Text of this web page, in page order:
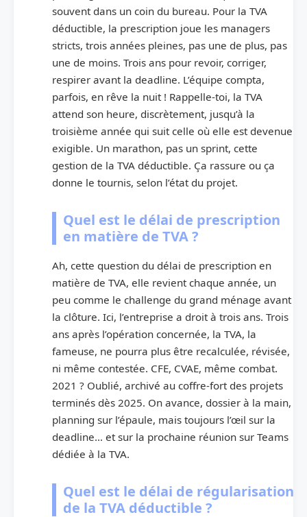
souvent dans un coin du bureau. Pour la TVA
déductible, la prescription joue les managers
stricts, trois années pleines, pas une de plus, pas
une de moins. Trois ans pour revoir, corriger,
respirer avant la deadline. L’équipe compta,
parfois, en rêve la nuit ! Rappelle-toi, la TVA
attend son heure, discrètement, jusqu’à la
troisième année qui suit celle où elle est devenue
exigible. Un marathon, pas un sprint, cette
gestion de la TVA déductible. Ça rassure ou ça
donne le tournis, selon l’état du projet.
Quel est le délai de prescription
en matière de TVA ?
Ah, cette question du délai de prescription en
matière de TVA, elle revient chaque année, un
peu comme le challenge du grand ménage avant
la clôture. Ici, l’entreprise a droit à trois ans. Trois
ans après l’opération concernée, la TVA, la
fameuse, ne pourra plus être recalculée, révisée,
ni même contestée. CFE, CVAE, même combat.
2021 ? Oublié, archivé au coffre-fort des projets
terminés dès 2025. On avance, dossier à la main,
planning sur l’épaule, mais toujours l’œil sur la
deadline… et sur la prochaine réunion sur Teams
dédiée à la TVA.
Quel est le délai de régularisation
de la TVA déductible ?